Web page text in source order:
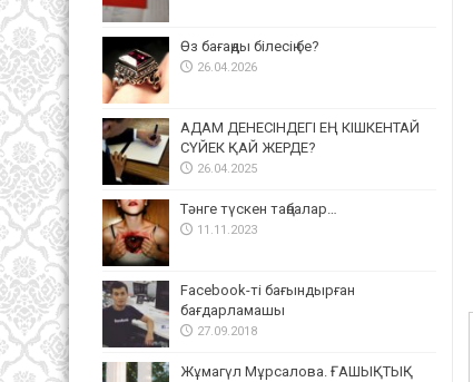
Өз бағаңды білесің бе?
26.04.2026
АДАМ ДЕНЕСІНДЕГІ ЕҢ КІШКЕНТАЙ
СҮЙЕК ҚАЙ ЖЕРДЕ?
26.04.2025
Тәнге түскен таңбалар…
11.11.2023
Facebook-ті бағындырған
бағдарламашы
27.09.2018
Жұмагүл Мұрсалова. ҒАШЫҚТЫҚ